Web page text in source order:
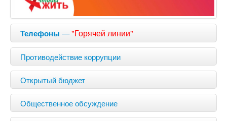
Телефоны —"Горячей линии"
Противодействие коррупции
Открытый бюджет
Общественное обсуждение